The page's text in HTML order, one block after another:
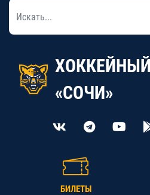
«СОЧИ»
БИЛЕТЫ